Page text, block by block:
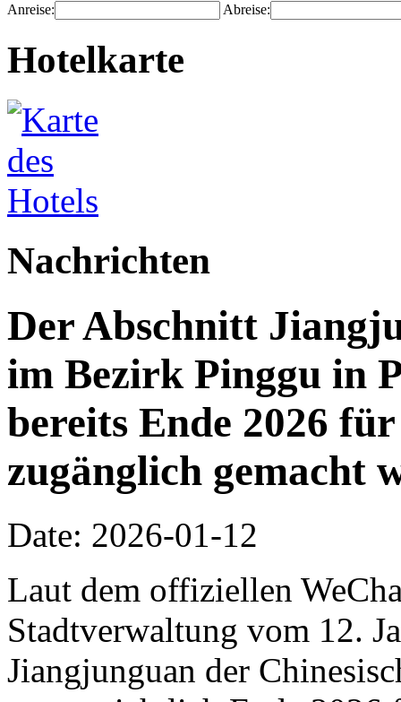
Anreise: Abreise:
Hotelkarte
Nachrichten
Der Abschnitt
im Bezirk Pinggu in
bereits Ende 2026
zugänglich gemacht
Date: 2026-01-12
Laut dem offiziellen
Stadtverwaltung vom 12.
Jiangjunguan der